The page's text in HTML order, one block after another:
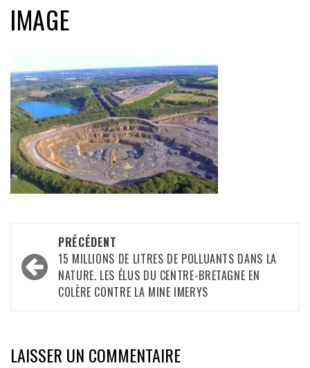
IMAGE
Navigation
d’article
PRÉCÉDENT
15 MILLIONS DE LITRES DE POLLUANTS DANS LA
NATURE. LES ÉLUS DU CENTRE-BRETAGNE EN
COLÈRE CONTRE LA MINE IMERYS
LAISSER UN COMMENTAIRE